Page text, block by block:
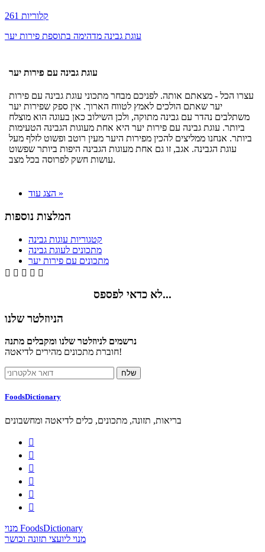
261 קלוריות
עוגת גבינה מדהימה בתוספת פירות יער
עוגת גבינה עם פירות יער
עצרו הכל - מצאתם אותה. לפניכם מבחר מתכוני עוגת גבינה עם פירות
יער שאתם הולכים לאמץ לטווח הארוך. אין ספק שפירות יער
משתלבים נהדר עם גבינה מתוקה, ולכן השילוב כאן בעוגה הוא מוצלח
ביותר. עוגת גבינה עם פירות יער היא אחת מעוגות הגבינה הטעימות
ביותר. אנחנו ממליצים להכין מפירות היער מעין רוטב ופשוט לזלף מעל
עוגת הגבינה. אגב, זו גם אחת מעוגות הגבינה היפות ביותר שפשוט
עושות חשק לפרוסה בכל מצב.
הצג עוד »
המלצות נוספות
קטגוריות עוגות גבינה
מתכונים לעוגת גבינה
מתכונים עם פירות יער
    
לא כדאי לפספס...
הניוזלטר שלנו
נרשמים לניוזלטר שלנו ומקבלים מתנה
חוברת מתכונים מהירים לדיאטה!
FoodsDictionary
בריאות, תזונה, מתכונים, כלים לדיאטה ומחשבונים






מנוי FoodsDictionary
מנוי ליועצי תזונה וכושר